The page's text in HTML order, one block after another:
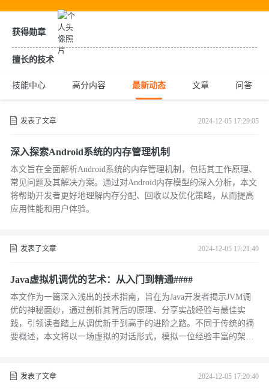
获得勋章
擅长的技术
技能中心 高分内容 最新动态 文章 问答
发表了文章 2024-12-05 17:29:05
深入探索Android系统的内存管理机制
本文旨在全面解析Android系统的内存管理机制，包括其工作原理、
常见问题及其解决方案。通过对Android内存模型的深入分析，本文
将帮助开发者更好地理解内存分配、回收以及优化策略，从而提高
应用性能和用户体验。
发表了文章 2024-12-05 17:21:49
Java虚拟机调优的艺术：从入门到精通####
本文作为一篇深入浅出的技术指南，旨在为Java开发者揭示JVM调
优的神秘面纱，通过剖析其背后的原理、分享实战经验与最佳实
践，引领读者踏上从调优新手到高手的进阶之路。不同于传统的摘
要概述，本文将以一场虚拟的对话形式，模拟一位经验丰富的架构
发表了文章 2024-12-05 17:20:40